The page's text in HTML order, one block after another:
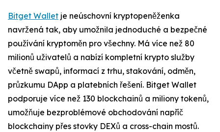
Bitget Wallet je neúschovní kryptopeněženka
navržená tak, aby umožnila jednoduché a bezpečné
používání kryptoměn pro všechny. Má více než 80
milionů uživatelů a nabízí kompletní krypto služby
včetně swapů, informací z trhu, stakování, odměn,
průzkumu DApp a platebních řešení. Bitget Wallet
podporuje více než 130 blockchainů a miliony tokenů,
umožňuje bezproblémové obchodování napříč
blockchainy přes stovky DEXů a cross-chain mostů.